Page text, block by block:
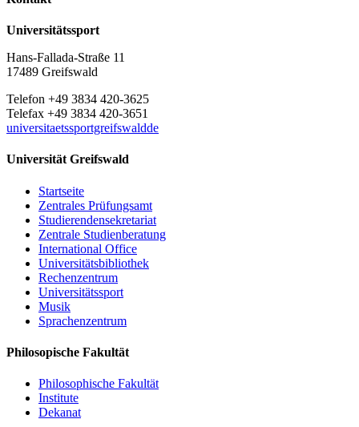
Universitätssport
Hans-Fallada-Straße 11
17489 Greifswald
Telefon +49 3834 420-3625
Telefax +49 3834 420-3651
universitaetssportgreifswaldde
Universität Greifswald
Startseite
Zentrales Prüfungsamt
Studierendensekretariat
Zentrale Studienberatung
International Office
Universitätsbibliothek
Rechenzentrum
Universitätssport
Musik
Sprachenzentrum
Philosopische Fakultät
Philosophische Fakultät
Institute
Dekanat